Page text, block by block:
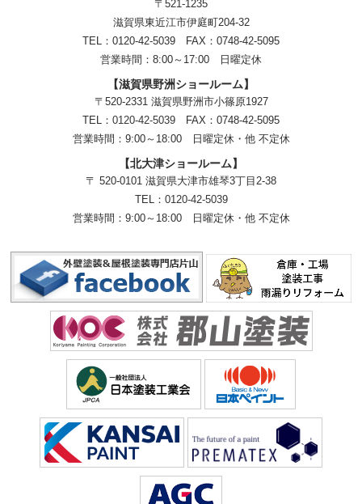
〒521-1235
滋賀県東近江市伊庭町204-32
TEL：0120-42-5039 FAX：0748-42-5095
営業時間：8:00～17:00 日曜定休
【滋賀県野洲ショールーム】
〒520-2331 滋賀県野洲市小篠原1927
TEL： 0120-42-5039 FAX：0748-42-5095
営業時間：9:00～18:00
日曜定休・他 不定休
【北大津ショールーム】
〒 520-0101 滋賀県大津市雄琴3丁目2-38
TEL： 0120-42-5039
営業時間：9:00～18:00
日曜定休・他 不定休